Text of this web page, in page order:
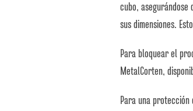
cubo,
sus dimensiones.
Para bloquear el
MetalCorten,
Para una